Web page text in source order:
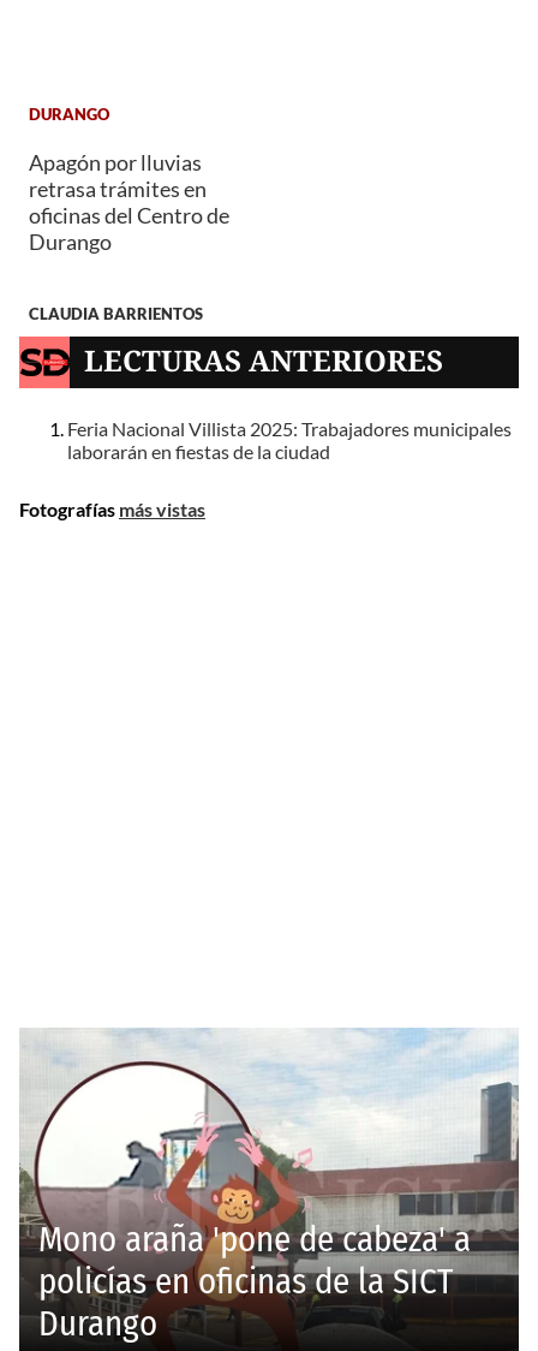
DURANGO
Apagón por lluvias
retrasa trámites en
oficinas del Centro de
Durango
CLAUDIA BARRIENTOS
LECTURAS ANTERIORES
Feria Nacional Villista 2025: Trabajadores municipales
laborarán en fiestas de la ciudad
Fotografías más vistas